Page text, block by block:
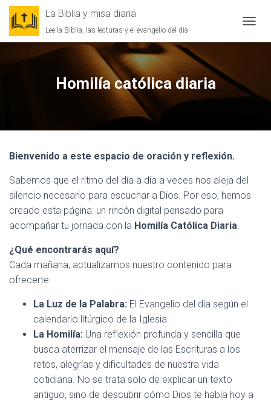
La Biblia y misa diaria
Lee la Biblia, las lecturas y el evangelio del día
Homilía católica diaria
Bienvenido a este espacio de oración y reflexión.
Sabemos que el ritmo del día a día a veces nos aleja del
silencio necesario para escuchar a Dios. Por eso, hemos
creado esta página: un rincón digital pensado para
acompañar tu jornada con la Homilía Católica Diaria.
¿Qué encontrarás aquí?
Cada mañana, actualizamos nuestro contenido para
ofrecerte:
La Luz de la Palabra: El Evangelio del día según el
calendario litúrgico de la Iglesia.
La Homilía: Una reflexión profunda y sencilla que
busca aterrizar el mensaje de las Escrituras a los
retos, alegrías y dificultades de nuestra vida
cotidiana. No se trata solo de explicar un texto
antiguo, sino de descubrir cómo Dios te habla hoy a